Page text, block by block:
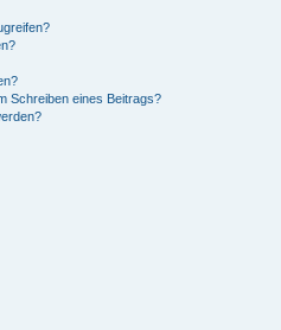
Schreiben eines Beitrags?